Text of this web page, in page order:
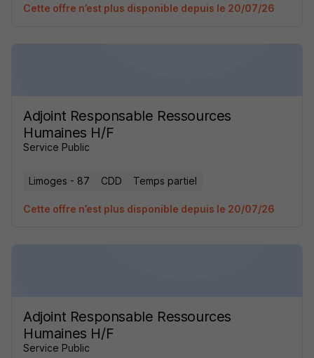
Cette offre n’est plus disponible depuis le 20/07/26
Adjoint Responsable Ressources
Humaines H/F
Service Public
Limoges - 87 CDD Temps partiel
Cette offre n’est plus disponible depuis le 20/07/26
Adjoint Responsable Ressources
Humaines H/F
Service Public